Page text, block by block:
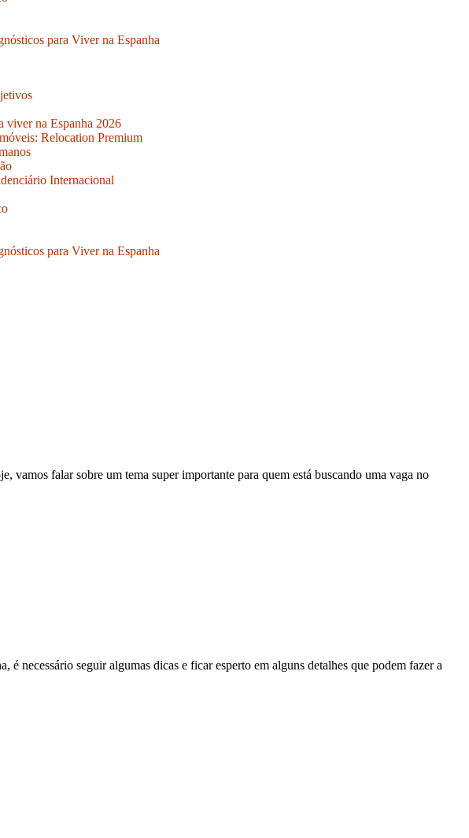
para Viver na Espanha
viver na Espanha 2026
Relocation Premium
Internacional
para Viver na Espanha
falar sobre um tema super importante para quem está buscando uma vaga no
necessário seguir algumas dicas e ficar esperto em alguns detalhes que podem fazer a